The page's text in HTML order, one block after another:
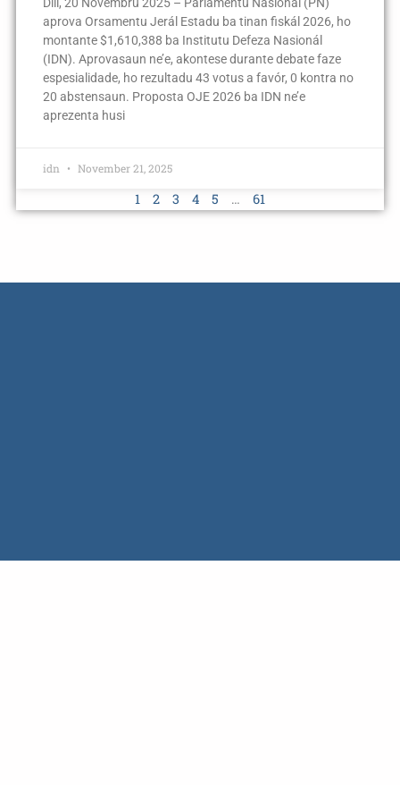
Díli, 20 Novembru 2025 – Parlamentu Nasionál (PN)
aprova Orsamentu Jerál Estadu ba tinan fiskál 2026, ho
montante $1,610,388 ba Institutu Defeza Nasionál
(IDN). Aprovasaun ne’e, akontese durante debate faze
espesialidade, ho rezultadu 43 votus a favór, 0 kontra no
20 abstensaun. Proposta OJE 2026 ba IDN ne’e
aprezenta husi
idn November 21, 2025
1 2 3 4 5 … 61